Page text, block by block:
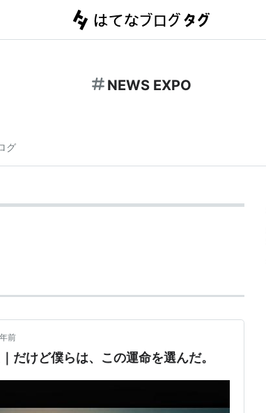
NEWS EXPO
グ
前
だけど僕らは、この運命を選んだ。